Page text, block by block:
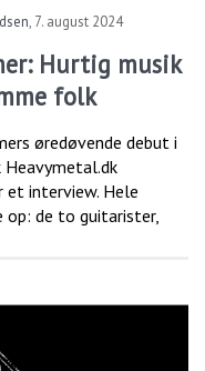
, 7. august 2024
Hurtig musik
folk
øredøvende debut i
et interview. Hele
de to guitarister,